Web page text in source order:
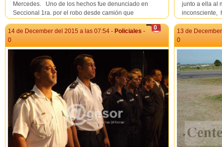
Mercedes. Uno de los hechos fue denunciado en
Seccional 1ra. por el robo desde camión que
junto a ella al
inconsciente,
0
14 de December del 2015 a las 07:54 - Policiales -
0
13 de
0